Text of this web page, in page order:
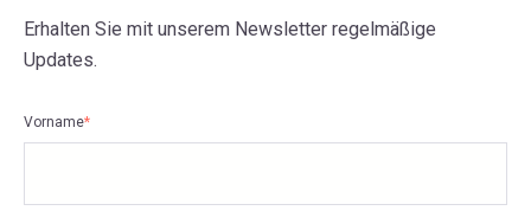
Erhalten Sie mit unserem Newsletter regelmäßige
Updates.
Vorname*